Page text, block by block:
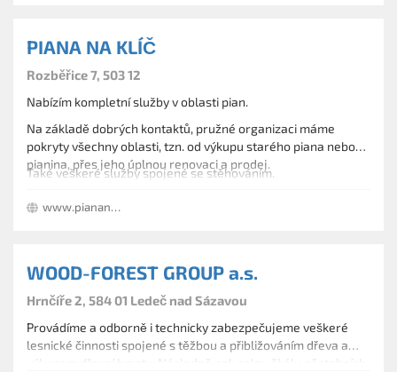
PIANA NA KLÍČ
Rozběřice 7, 503 12
Nabízím kompletní služby v oblasti pian.
Na základě dobrých kontaktů, pružné organizaci máme
pokryty všechny oblasti, tzn. od výkupu starého piana nebo
pianina, přes jeho úplnou renovaci a prodej.
Také veškeré služby spojené se stěhováním.
PROVOZNÍ DOBA:
www.piananaklic.cz
WOOD-FOREST GROUP a.s.
Hrnčíře 2, 584 01 Ledeč nad Sázavou
Provádíme a odborně i technicky zabezpečujeme veškeré
lesnické činnosti spojené s těžbou a přibližováním dřeva a